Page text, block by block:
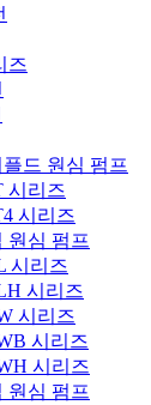
즈
드 원심 펌프
시리즈
시리즈
원심 펌프
시리즈
시리즈
시리즈
시리즈
시리즈
원심 펌프